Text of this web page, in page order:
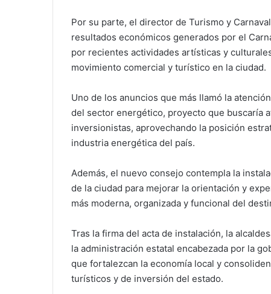
Por su parte, el director de Turismo y
resultados económicos generados por el
por recientes actividades artísticas y
movimiento comercial y turístico en la ciudad.
Uno de los anuncios que más llamó la
del sector energético, proyecto que buscaría
inversionistas, aprovechando la posición
industria energética del país.
Además, el nuevo consejo contempla la
de la ciudad para mejorar la orientación y
más moderna, organizada y funcional del
Tras la firma del acta de instalación, la
la administración estatal encabezada por la
que fortalezcan la economía local y
turísticos y de inversión del estado.